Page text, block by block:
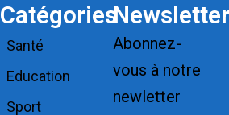
Catégories
Santé
Education
Sport
Newsletter
Abonnez-
vous à notre
newletter